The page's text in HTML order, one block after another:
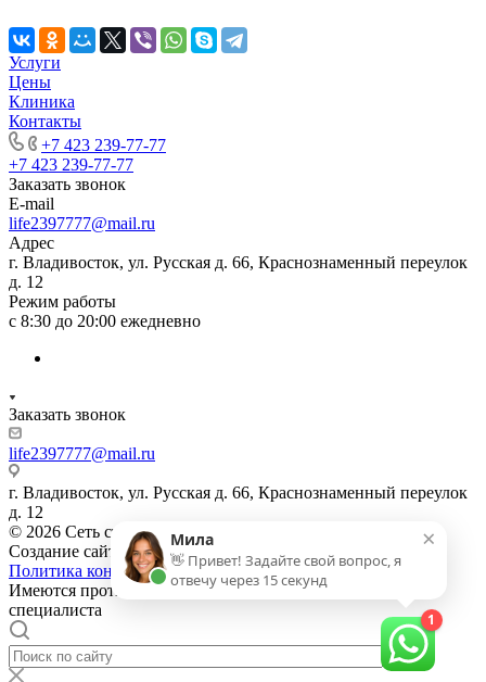
Услуги
Цены
Клиника
Контакты
+7 423 239-77-77
+7 423 239-77-77
Заказать звонок
E-mail
life2397777@mail.ru
Адрес
г. Владивосток, ул. Русская д. 66, Краснознаменный переулок
д. 12
Режим работы
с 8:30 до 20:00 ежедневно
Заказать звонок
life2397777@mail.ru
г. Владивосток, ул. Русская д. 66, Краснознаменный переулок
д. 12
© 2026 Сеть стоматологических клиник
Создание сайта:Ewigdesign
Политика конфиденциальности
Имеются противопоказания. Необходима консультация
специалиста